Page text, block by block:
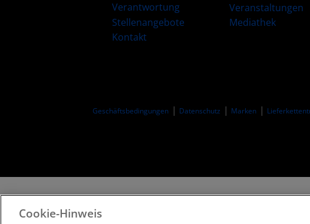
Verantwortung
Stellenangebote
Kontakt
Veranstaltungen
Mediathek
Geschäftsbedingungen​ Datenschutz Marken
Cookie-Hinweis